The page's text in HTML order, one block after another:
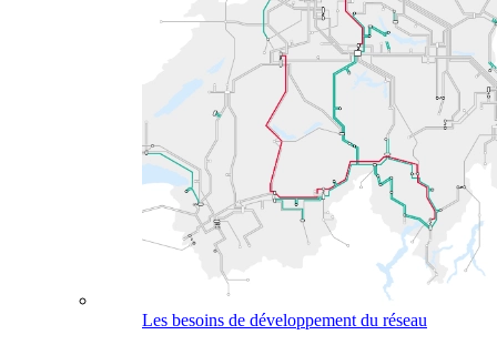
Les besoins de développement du réseau